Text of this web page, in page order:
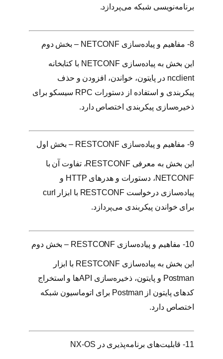
برنامه‌نویسی شبکه می‌پردازد.
8- مفاهیم و پیاده‌سازی NETCONF – بخش دوم
این بخش به پیاده‌سازی NETCONF با کتابخانه
ncclient در پایتون، خواندن، افزودن و حذف
پیکربندی و استفاده از دستورات RPC سیسکو برای
ذخیره‌سازی پیکربندی اختصاص دارد.
9- مفاهیم و پیاده‌سازی RESTCONF – بخش اول
این بخش به معرفی RESTCONF، تفاوت آن با
NETCONF، دستورات و هدرهای HTTP و
پیاده‌سازی درخواست RESTCONF با ابزار curl
برای خواندن پیکربندی می‌پردازد.
10- مفاهیم و پیاده‌سازی RESTCONF – بخش دوم
این بخش به پیاده‌سازی RESTCONF با ابزار
Postman و پایتون، ذخیره‌سازی APIها و استخراج
کدهای پایتون از Postman برای اتوماسیون شبکه
اختصاص دارد.
11- قابلیت‌های برنامه‌پذیری در NX-OS